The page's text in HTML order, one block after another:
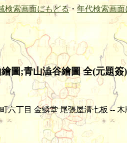
検索画面にもどる・ 年代検索画面
圖;青山澁谷繪圖 全(元題
六丁目 金鱗堂 尾張屋清七板 -- 木